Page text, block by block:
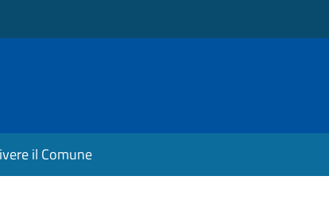
il Comune